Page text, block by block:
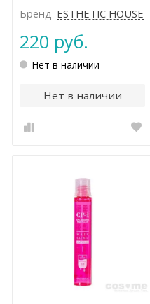
Бренд ESTHETIC HOUSE
220 руб.
Нет в наличии
Нет в наличии